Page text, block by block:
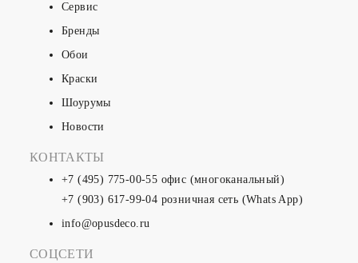
Сервис
Бренды
Обои
Краски
Шоурумы
Новости
КОНТАКТЫ
+7 (495) 775-00-55 офис (многоканальный)
+7 (903) 617-99-04 розничная сеть (Whats App)
info@opusdeco.ru
СОЦСЕТИ